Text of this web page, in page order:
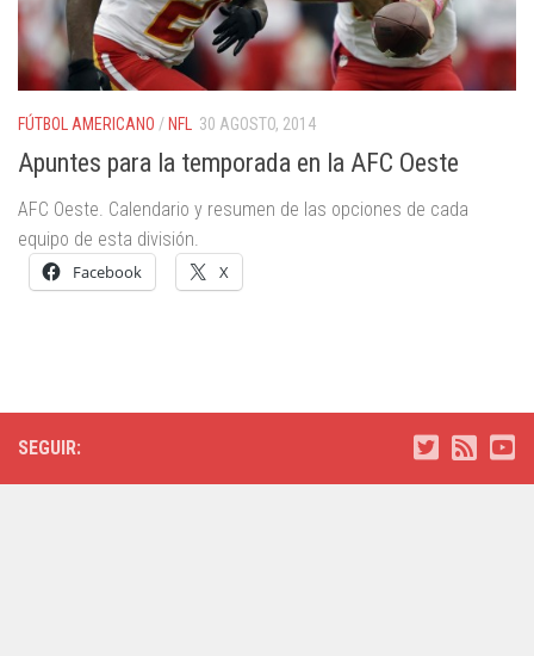
FÚTBOL AMERICANO / NFL 30 AGOSTO, 2014
Apuntes para la temporada en la AFC Oeste
AFC Oeste. Calendario y resumen de las opciones de cada
equipo de esta división.
Facebook X
SEGUIR: